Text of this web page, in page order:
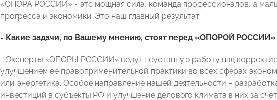
«ОПОРА РОССИИ» - это мощная сила, команда профессионалов, а
прогресса и экономики. Это наш главный результат.
- Какие задачи, по Вашему мнению, стоят перед «ОПОРОЙ РОССИИ»
- Эксперты «ОПОРЫ РОССИИ» ведут неустанную работу над
улучшением ее правоприменительной практики во всех сферах
или энергетика. Особое направление нашей деятельности –
инвестиций в субъекты РФ и улучшение делового климата в них за